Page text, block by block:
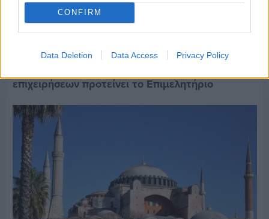
CONFIRM
Data Deletion Data Access Privacy Policy
Πριν 7 ημέρες
επιχειρήσεων προτείνει το Επιμελητήριο